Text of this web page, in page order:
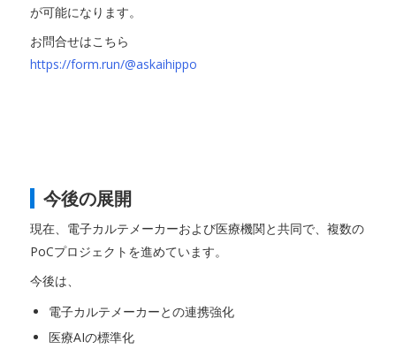
が可能になります。
お問合せはこちら
https://form.run/@askaihippo
今後の展開
現在、電子カルテメーカーおよび医療機関と共同で、複数の
PoCプロジェクトを進めています。
今後は、
電子カルテメーカーとの連携強化
医療AIの標準化